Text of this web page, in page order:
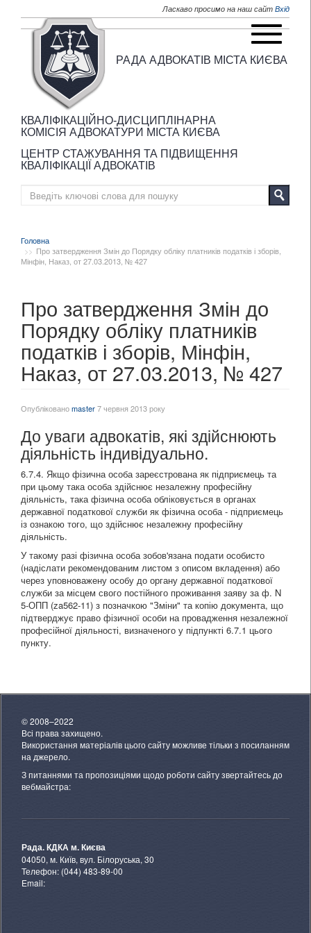
Ласкаво просимо на наш сайт Вхід
РАДА АДВОКАТІВ МІСТА КИЄВА
КВАЛІФІКАЦІЙНО-ДИСЦИПЛІНАРНА
КОМІСІЯ АДВОКАТУРИ МІСТА КИЄВА
ЦЕНТР СТАЖУВАННЯ ТА ПІДВИЩЕННЯ
КВАЛІФІКАЦІЇ АДВОКАТІВ
Головна
Про затвердження Змін до Порядку обліку платників податків і зборів,
Мінфін, Наказ, от 27.03.2013, № 427
Про затвердження Змін до
Порядку обліку платників
податків і зборів, Мінфін,
Наказ, от 27.03.2013, № 427
Опублікованоmaster7 червня 2013 року
До уваги адвокатів, які здійснюють
діяльність індивідуально.
6.7.4. Якщо фізична особа зареєстрована як підприємець та
при цьому така особа здійснює незалежну професійну
діяльність, така фізична особа обліковується в органах
державної податкової служби як фізична особа - підприємець
із ознакою того, що здійснює незалежну професійну
діяльність.
У такому разі фізична особа зобов'язана подати особисто
(надіслати рекомендованим листом з описом вкладення) або
через уповноважену особу до органу державної податкової
служби за місцем свого постійного проживання заяву за ф. N
5-ОПП (za562-11) з позначкою "Зміни" та копію документа, що
підтверджує право фізичної особи на провадження незалежної
професійної діяльності, визначеного у підпункті 6.7.1 цього
пункту.
© 2008–2022
Всі права захищено.
Використання матеріалів цього сайту можливе тільки з посиланням
на джерело.
З питаннями та пропозиціями щодо роботи сайту звертайтесь до
вебмайстра:
Рада. КДКА м. Києва
04050, м. Київ, вул. Білоруська, 30
Телефон: (044) 483-89-00
Email: